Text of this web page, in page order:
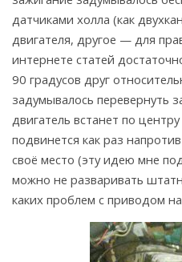
датчиками холла (как
двигателя, другое — для
интернете статей
90 градусов друг
задумывалось перевернуть
двигатель встанет по
подвинется как раз
своё место (эту идею мне
можно не разваривать
каких проблем с приводом